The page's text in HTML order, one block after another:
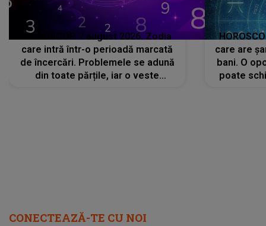
HOROSCOP 7 august 2026. Zodia
care intră într-o perioadă marcată
de încercări. Problemele se adună
din toate părțile, iar o veste
care are
bani. O
poate
CONECTEAZĂ-TE CU NOI